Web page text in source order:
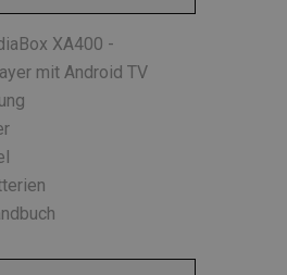
XA400 -
mit Android TV